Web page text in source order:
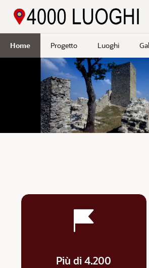
Home Progetto Luoghi
Più di 4.200